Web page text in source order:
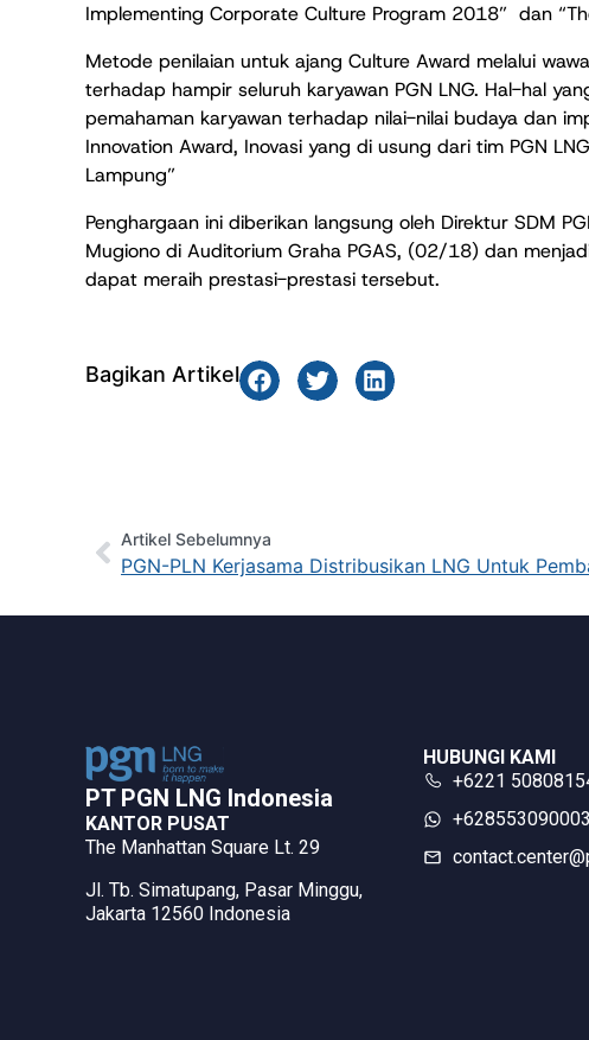
Implementing Corporate Culture Program 2018” dan
Metode penilaian untuk ajang Culture Award melalui
terhadap hampir seluruh karyawan PGN LNG. Hal-hal
pemahaman karyawan terhadap nilai-nilai budaya dan
Innovation Award, Inovasi yang di usung dari tim PGN
Lampung”
Penghargaan ini diberikan langsung oleh Direktur SDM
Mugiono di Auditorium Graha PGAS, (02/18) dan
dapat meraih prestasi-prestasi tersebut.
Bagikan Artikel
Artikel Sebelumnya
PGN-PLN Kerjasama Distribusikan LNG Untuk
PT PGN LNG Indonesia​
KANTOR PUSAT
The Manhattan Square Lt. 29
Jl. Tb. Simatupang, Pasar Minggu,
Jakarta 12560 Indonesia
HUBUNGI KAMI
+6221
‪+628553090003